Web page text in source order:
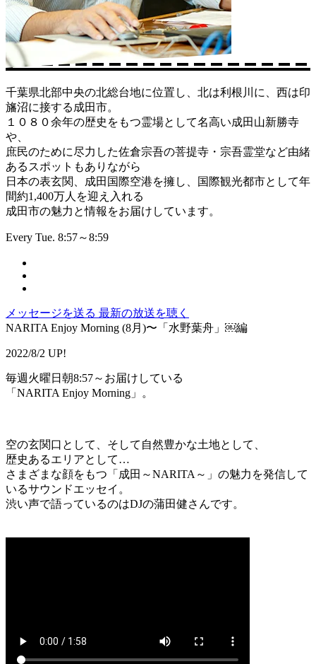
千葉県北部中央の北総台地に位置し、北は利根川に、西は印
旛沼に接する成田市。
１０８０余年の歴史をもつ霊場として名高い成田山新勝寺
や、
庶民のために尽力した佐倉宗吾の菩提寺・宗吾霊堂など由緒
あるスポットもありながら
日本の表玄関、成田国際空港を擁し、国際観光都市として年
間約1,400万人を迎え入れる
成田市の魅力と情報をお届けしています。
Every Tue. 8:57～8:59
メッセージを送る 最新の放送を聴く
NARITA Enjoy Morning (8月)〜「水野葉舟」￼編
2022/8/2 UP!
毎週火曜日朝8:57～お届けしている
「NARITA Enjoy Morning」。
空の玄関口として、そして自然豊かな土地として、
歴史あるエリアとして…
さまざまな顔をもつ「成田～NARITA～」の魅力を発信して
いるサウンドエッセイ。
渋い声で語っているのはDJの蒲田健さんです。